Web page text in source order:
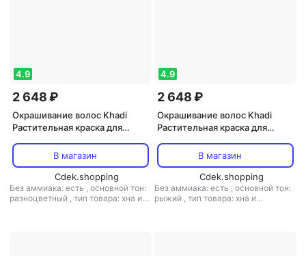
4.9
2 648 ₽
Окрашивание волос Khadi
Растительная краска для
КОРИЧНЕВЫЙ"
В магазин
Cdek.shopping
Без аммиака: есть , основной тон:
разноцветный , тип товара: хна и
4.9
2 648 ₽
Окрашивание волос Khadi
Растительная краска для
В магазин
Cdek.shopping
Без аммиака: есть , основной тон:
рыжий , тип товара: хна и